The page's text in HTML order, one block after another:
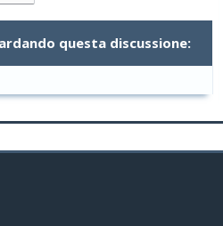
questa discussione: